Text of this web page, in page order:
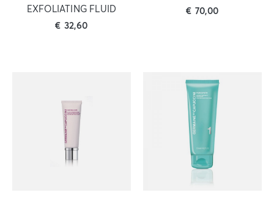
EXFOLIATING FLUID
€ 32,60
€ 70,00